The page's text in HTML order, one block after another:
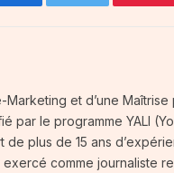
Facebook Twitter
Marketing et d’une
par le programme YALI
plus de 15 ans
comme journaliste